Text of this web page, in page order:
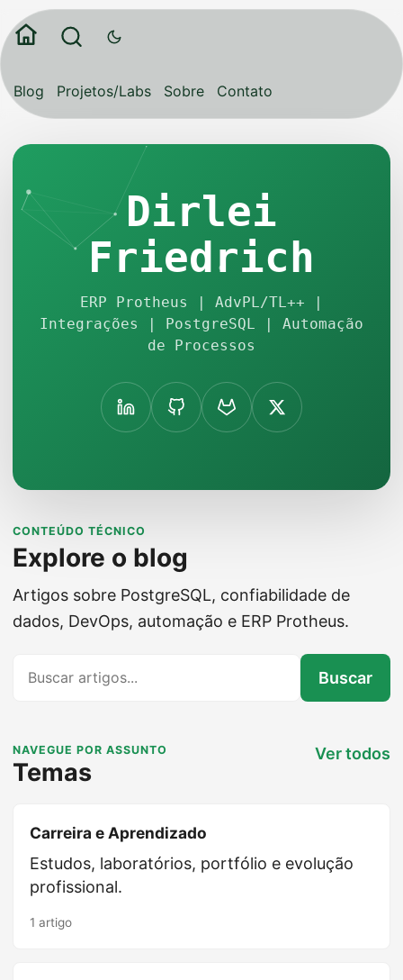
Blog Projetos/Labs Sobre Contato
Dirlei
Friedrich
ERP Protheus | AdvPL/TL++ |
Integrações | PostgreSQL | Automação
de Processos
CONTEÚDO TÉCNICO
Explore o blog
Artigos sobre PostgreSQL, confiabilidade de
dados, DevOps, automação e ERP Protheus.
Buscar
NAVEGUE POR ASSUNTO
Temas
Ver todos
Carreira e Aprendizado
Estudos, laboratórios, portfólio e evolução
profissional.
1 artigo